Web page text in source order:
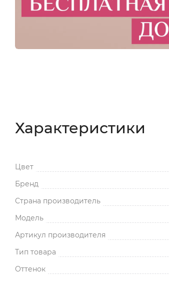
Характеристики
Цвет
Бренд
Страна производитель
Модель
Артикул производителя
Тип товара
Оттенок